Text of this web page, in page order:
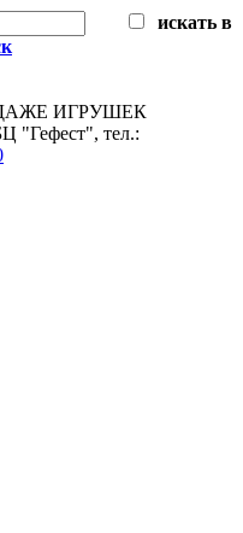
искать в
ИГРУШЕК
"Гефест", тел.: